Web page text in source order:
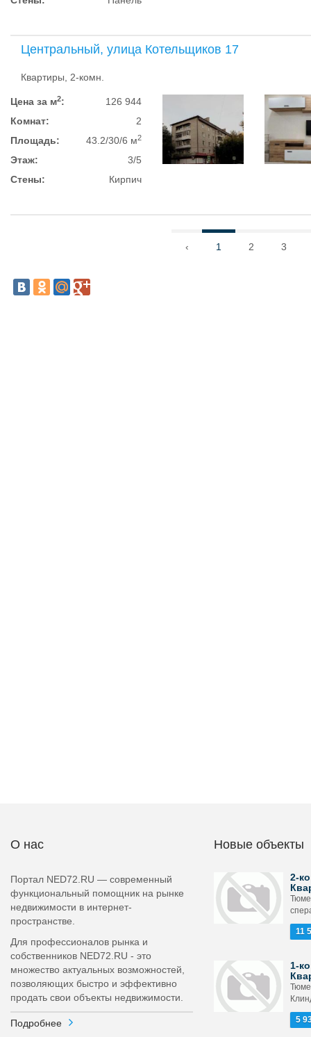
Центральный, улица Котельщиков 17
Квартиры, 2-комн.
Цена за м2:
126 944
Комнат:
2
Площадь:
43.2/30/6 м2
Этаж:
3/5
Стены:
Кирпич
‹ 1 2 3
О нас
Портал NED72.RU — современный
функциональный помощник на рынке
недвижимости в интернет-
пространстве.
Для профессионалов рынка и
собственников NED72.RU - это
множество актуальных возможностей,
позволяющих быстро и эффективно
продать свои объекты недвижимости.
Подробнее
Новые объекты
2-
11
1-
5